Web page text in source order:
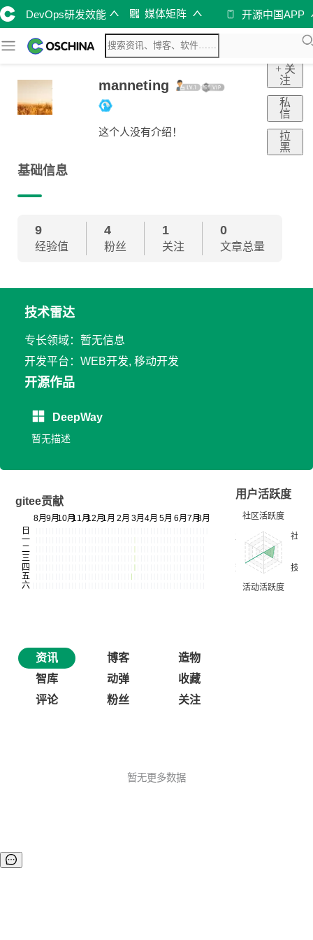
DevOps研发效能 媒体矩阵 开源中国APP
manneting
这个人没有介绍！
+ 关
注
私
信
拉
黑
基础信息
9
经验值
4
粉丝
1
关注
0
文章总量
技术雷达
专长领域：暂无信息
开发平台：WEB开发, 移动开发
开源作品
DeepWay
暂无描述
gitee贡献
用户活跃度
资讯 博客
造物
智库
动弹
收藏
评论
粉丝 关注
暂无更多数据